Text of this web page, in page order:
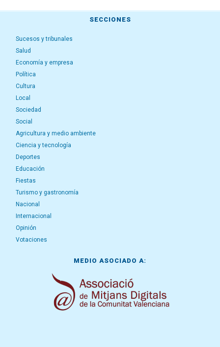
SECCIONES
Sucesos y tribunales
Salud
Economía y empresa
Política
Cultura
Local
Sociedad
Social
Agricultura y medio ambiente
Ciencia y tecnología
Deportes
Educación
Fiestas
Turismo y gastronomía
Nacional
Internacional
Opinión
Votaciones
MEDIO ASOCIADO A: